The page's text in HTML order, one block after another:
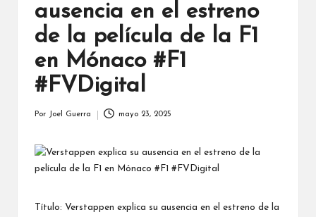
ausencia en el estreno
de la película de la F1
en Mónaco #F1
#FVDigital
Por Joel Guerra mayo 23, 2025
Título: Verstappen explica su ausencia en el estreno de la